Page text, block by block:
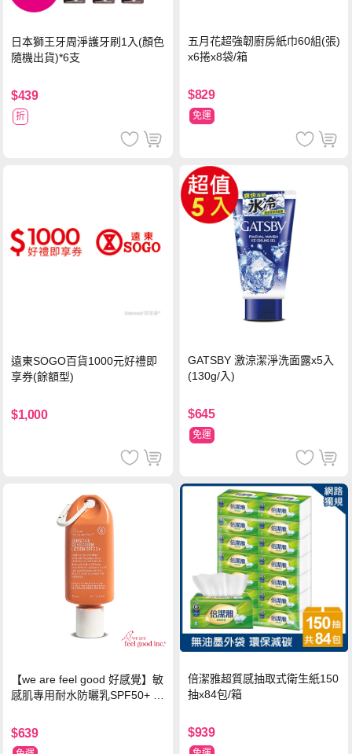
日本獅王牙周淨護牙刷1入(顏色
隨機出貨)*6支
$439
折
五月花超強韌廚房紙巾60組(張)
x6捲x8袋/箱
$829
免運
遠東SOGO百貨1000元好禮即
享券(餘額型)
$1,000
GATSBY 激涼潔淨洗面露x5入
(130g/入)
$645
免運
【we are feel good 好感覺】敏
感肌專用耐水防曬乳SPF50+ 7
$639
倍潔雅超質感抽取式衛生紙150
抽x84包/箱
$939